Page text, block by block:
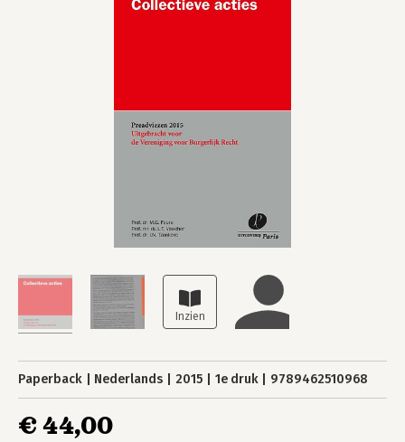
Paperback Nederlands 2015 1e druk 9789462510968
€ 44,00